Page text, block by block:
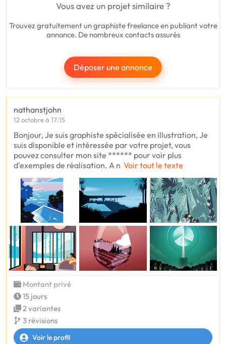
Vous avez un projet similaire ?
Trouvez gratuitement un graphiste freelance en publiant votre
annonce. De nombreux contacts assurés
Déposer une annonce
nathanstjohn
12 octobre à 17:15
Bonjour, Je suis graphiste spécialisée en illustration, Je
suis disponible et intéressée par votre projet, vous
pouvez consulter mon site ****** pour voir plus
d'exemples de réalisation. A n Voir tout le texte
Montant privé
15 jours
2 variantes
3 révisions
Voir le profil